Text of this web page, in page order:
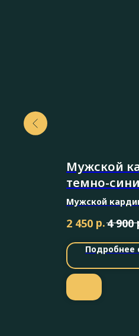
Мужской
темно-
Мужской
имеет фактурную
2 450 р.4 900
Подробнее